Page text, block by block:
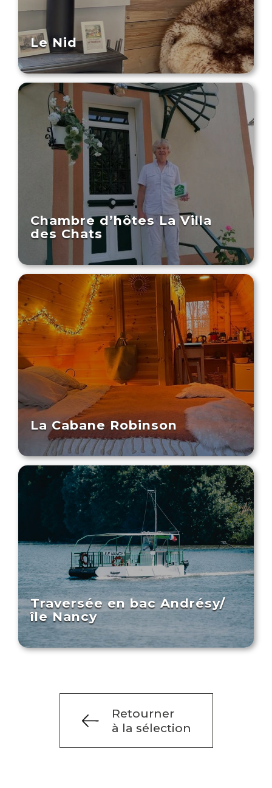
Le Nid
Chambre d’hôtes La Villa
des Chats
La Cabane Robinson
Traversée en bac Andrésy/
île Nancy
Retourner
à la sélection